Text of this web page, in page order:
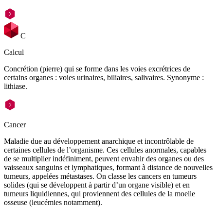
C
Calcul
Concrétion (pierre) qui se forme dans les voies excrétrices de
certains organes : voies urinaires, biliaires, salivaires. Synonyme :
lithiase.
Cancer
Maladie due au développement anarchique et incontrôlable de
certaines cellules de l’organisme. Ces cellules anormales, capables
de se multiplier indéfiniment, peuvent envahir des organes ou des
vaisseaux sanguins et lymphatiques, formant à distance de nouvelles
tumeurs, appelées métastases. On classe les cancers en tumeurs
solides (qui se développent à partir d’un organe visible) et en
tumeurs liquidiennes, qui proviennent des cellules de la moelle
osseuse (leucémies notamment).